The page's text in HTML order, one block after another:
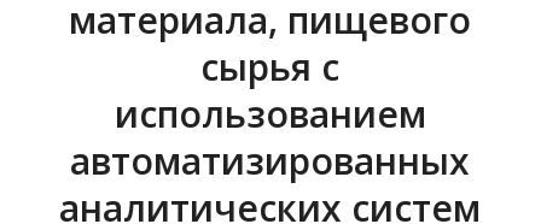
материала, пищевого
сырья с
использованием
автоматизированных
аналитических систем